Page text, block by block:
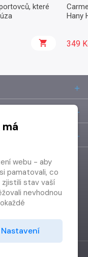
které
Hany
349
webu - aby
pamatovali, co
zjistili stav vaší
nevhodnou
se
Nastavení